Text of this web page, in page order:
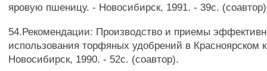
яровую пшеницу. - Новосибирск, 1991. - 39с.
54.Рекомендации: Производство и приемы
использования торфяных удобрений в Красноярском
Новосибирск, 1990. - 52с. (соавтор).